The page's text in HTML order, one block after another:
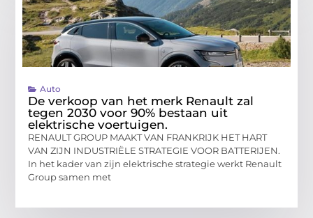
Auto
De verkoop van het merk Renault zal
tegen 2030 voor 90% bestaan uit
elektrische voertuigen.
RENAULT GROUP MAAKT VAN FRANKRIJK HET HART
VAN ZIJN INDUSTRIËLE STRATEGIE VOOR BATTERIJEN.
In het kader van zijn elektrische strategie werkt Renault
Group samen met